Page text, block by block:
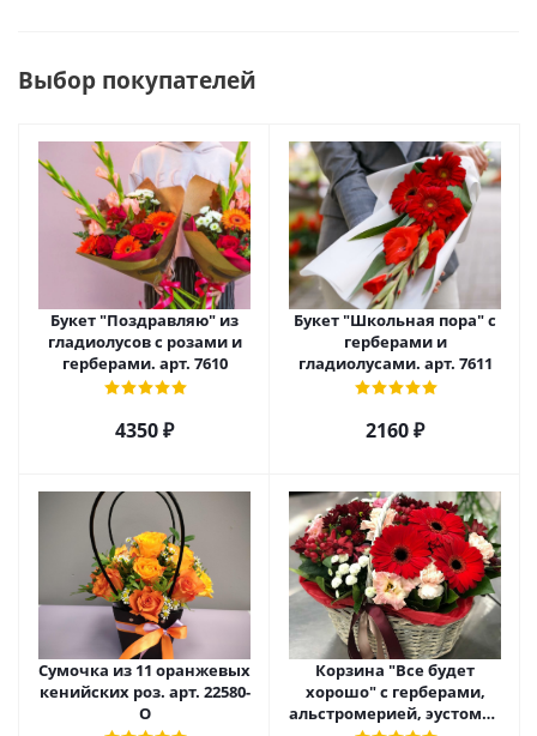
Выбор покупателей
Букет "Поздравляю" из
гладиолусов с розами и
герберами. арт. 7610
4350 ₽
Букет "Школьная пора" с
герберами и
гладиолусами. арт. 7611
2160 ₽
Сумочка из 11 оранжевых
кенийских роз. арт. 22580-
О
Корзина "Все будет
хорошо" с герберами,
альстромерией, эустомой